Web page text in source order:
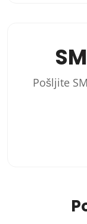
Pošljite